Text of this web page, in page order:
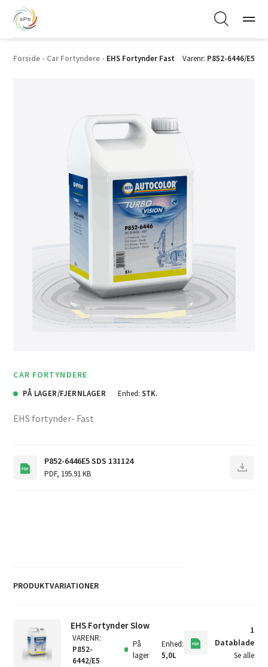
Forside - Car Fortyndere - EHS Fortynder Fast Varenr: P852-6446/E5
CAR FORTYNDERE
PÅ LAGER/FJERNLAGER Enhed: STK.
EHS fortynder- Fast
P852-6446E5 SDS 131124
PDF, 195.91 KB
PRODUKTVARIATIONER
EHS Fortynder Slow
VARENR:
P852-
6442/E5
På
lager
Enhed:
5,0L
1
Datablade
Se alle